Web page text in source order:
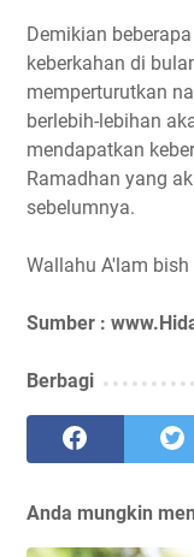
Demikian
keberkahan di
memperturutkan
berlebih-lebihan
mendapatkan
Ramadhan yang
sebelumnya.
Wallahu A'lam bish
Sumber :
Berbagi
Anda mungkin